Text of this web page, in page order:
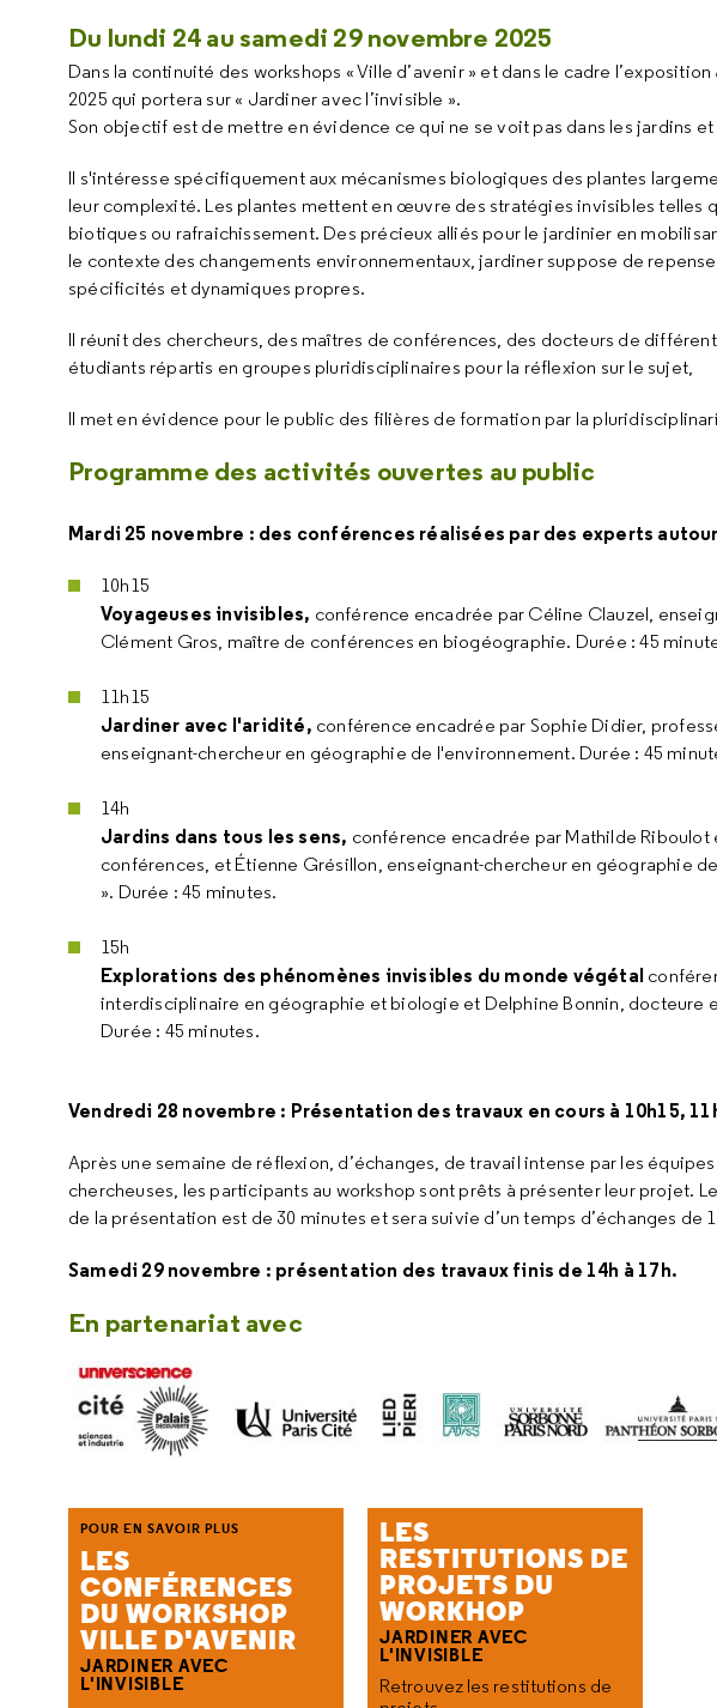
Du lundi 24 au samedi 29 novembre 2025
Dans la continuité des workshops « Ville d’avenir » et dans le cadre l’exposition
2025 qui portera sur « Jardiner avec l’invisible ».
Son objectif est de mettre en évidence ce qui ne se voit pas dans les jardins
Il s'intéresse spécifiquement aux mécanismes biologiques des plantes
leur complexité. Les plantes mettent en œuvre des stratégies invisibles telles
biotiques ou rafraichissement. Des précieux alliés pour le jardinier en
le contexte des changements environnementaux, jardiner suppose de
spécificités et dynamiques propres.
Il réunit des chercheurs, des maîtres de conférences, des docteurs de
étudiants répartis en groupes pluridisciplinaires pour la réflexion sur le sujet,
Il met en évidence pour le public des filières de formation par la
Programme des activités ouvertes au public
Mardi 25 novembre : des conférences réalisées par des experts
10h15
Voyageuses invisibles, conférence encadrée par Céline Clauzel,
Clément Gros, maître de conférences en biogéographie. Durée : 45
11h15
Jardiner avec l'aridité, conférence encadrée par Sophie Didier,
enseignant-chercheur en géographie de l'environnement. Durée : 45
14h
Jardins dans tous les sens, conférence encadrée par Mathilde
conférences, et Étienne Grésillon, enseignant-chercheur en géographie
». Durée : 45 minutes.
15h
Explorations des phénomènes invisibles du monde végétal
interdisciplinaire en géographie et biologie et Delphine Bonnin,
Durée : 45 minutes.
Vendredi 28 novembre : Présentation des travaux en cours à 10h15,
Après une semaine de réflexion, d’échanges, de travail intense par les
chercheuses, les participants au workshop sont prêts à présenter leur projet.
de la présentation est de 30 minutes et sera suivie d’un temps d’échanges de
Samedi 29 novembre : présentation des travaux finis de 14h à 17h.
En partenariat avec
LES
CONFÉRENCES
DU WORKSHOP
VILLE D'AVENIR
JARDINER AVEC
L'INVISIBLE
POUR EN SAVOIR PLUS LES
RESTITUTIONS DE
PROJETS DU
WORKHOP
JARDINER AVEC
L'INVISIBLE
Retrouvez les restitutions de